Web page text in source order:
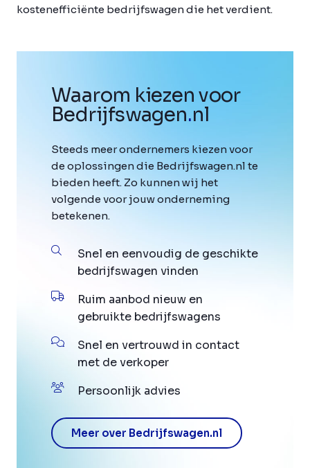
kostenefficiënte bedrijfswagen die het verdient.
Waarom kiezen voor
Bedrijfswagen.nl
Steeds meer ondernemers kiezen voor
de oplossingen die Bedrijfswagen.nl te
bieden heeft. Zo kunnen wij het
volgende voor jouw onderneming
betekenen.
Snel en eenvoudig de geschikte
bedrijfswagen vinden
Ruim aanbod nieuw en
gebruikte bedrijfswagens
Snel en vertrouwd in contact
met de verkoper
Persoonlijk advies
Meer over Bedrijfswagen.nl